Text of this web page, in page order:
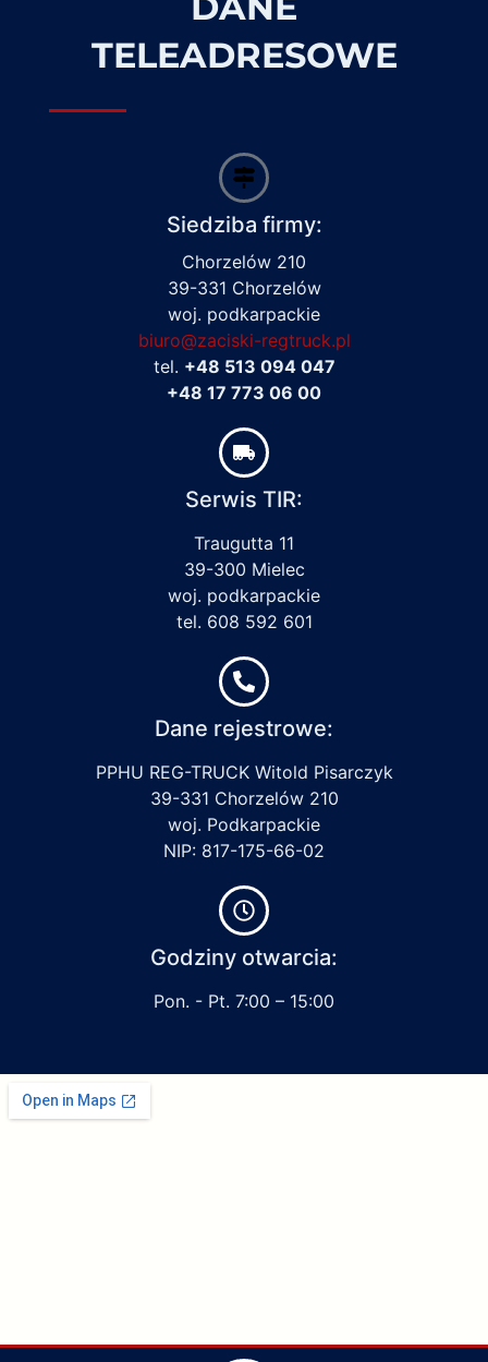
TELEADRESOWE
Siedziba firmy:
Chorzelów 210
39-331 Chorzelów
woj. podkarpackie
biuro@zaciski-regtruck.pl
tel. +48 513 094 047
+48 17 773 06 00
Serwis TIR:
Traugutta 11
39-300 Mielec
woj. podkarpackie
tel. 608 592 601
Dane rejestrowe:
PPHU REG-TRUCK Witold Pisarczyk
39-331 Chorzelów 210
woj. Podkarpackie
NIP: 817-175-66-02
Godziny otwarcia:
Pon. - Pt. 7:00 – 15:00